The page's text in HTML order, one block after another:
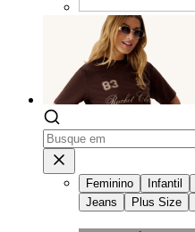
Feminino Infantil
Jeans
Plus Size